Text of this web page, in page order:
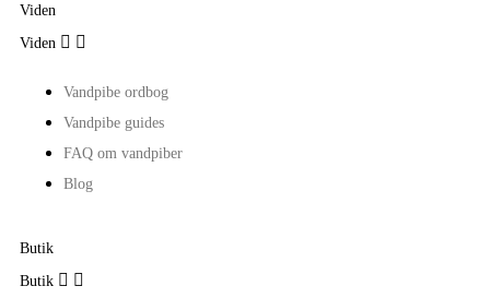
Viden
Viden  
Vandpibe ordbog
Vandpibe guides
FAQ om vandpiber
Blog
Butik
Butik  